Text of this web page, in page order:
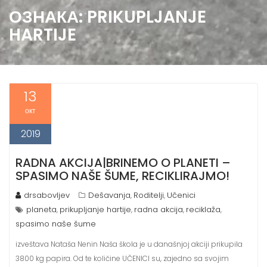
ОЗНАКА:PRIKUPLJANJE
HARTIJE
13
окт
2019
RADNA AKCIJA|BRINEMO O PLANETI –
SPASIMO NAŠE ŠUME, RECIKLIRAJMO!
drsabovljev Dešavanja, Roditelji, Učenici
planeta, prikupljanje hartije, radna akcija, reciklaža,
spasimo naše šume
izveštava Nataša Nenin Naša škola je u današnjoj akciji prikupila
3800 kg papira. Od te količine UČENICI su, zajedno sa svojim